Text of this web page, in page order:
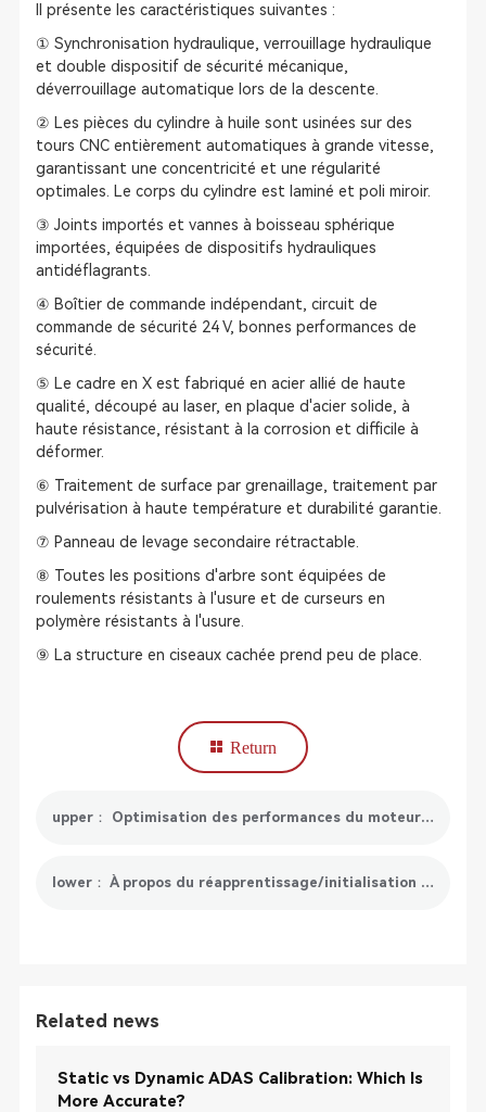
Il présente les caractéristiques suivantes :
① Synchronisation hydraulique, verrouillage hydraulique
et double dispositif de sécurité mécanique,
déverrouillage automatique lors de la descente.
② Les pièces du cylindre à huile sont usinées sur des
tours CNC entièrement automatiques à grande vitesse,
garantissant une concentricité et une régularité
optimales. Le corps du cylindre est laminé et poli miroir.
③ Joints importés et vannes à boisseau sphérique
importées, équipées de dispositifs hydrauliques
antidéflagrants.
④ Boîtier de commande indépendant, circuit de
commande de sécurité 24 V, bonnes performances de
sécurité.
⑤ Le cadre en X est fabriqué en acier allié de haute
qualité, découpé au laser, en plaque d'acier solide, à
haute résistance, résistant à la corrosion et difficile à
déformer.
⑥ Traitement de surface par grenaillage, traitement par
pulvérisation à haute température et durabilité garantie.
⑦ Panneau de levage secondaire rétractable.
⑧ Toutes les positions d'arbre sont équipées de
roulements résistants à l'usure et de curseurs en
polymère résistants à l'usure.
⑨ La structure en ciseaux cachée prend peu de place.
Return
upper： Optimisation des performances du moteur : l'importance de la réinitialisation du filtre à air
lower： À propos du réapprentissage/initialisation du système AC : ce que vous devez savoir
Related news
Static vs Dynamic ADAS Calibration: Which Is
More Accurate?